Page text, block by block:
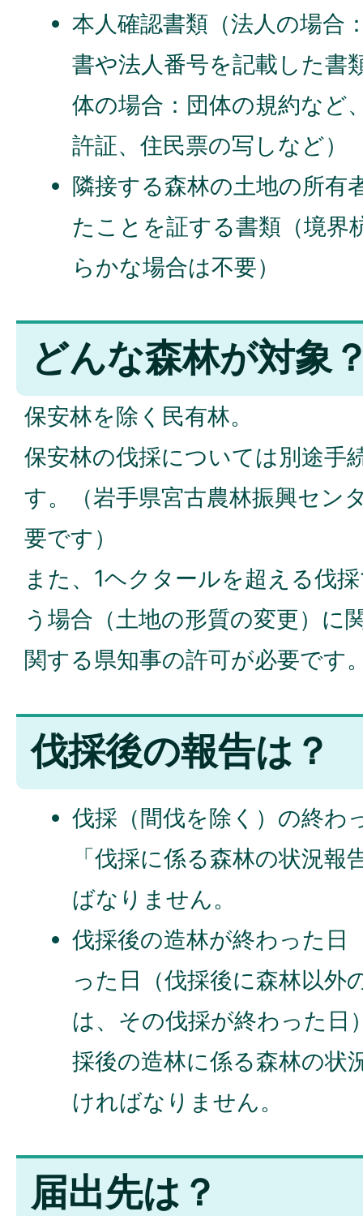
本人確認書類（法人の場合
書や法人番号を記載した書
体の場合：団体の規約など
許証、住民票の写しなど）
隣接する森林の土地の所有
たことを証する書類（境界
らかな場合は不要）
どんな森林が対象
保安林を除く民有林。
保安林の伐採については別途手
す。（岩手県宮古農林振興セン
要です）
また、1ヘクタールを超える伐
う場合（土地の形質の変更）に
関する県知事の許可が必要です
伐採後の報告は？
伐採（間伐を除く）の終わ
「伐採に係る森林の状況
ばなりません。
伐採後の造林が終わった日
った日（伐採後に森林以外
は、その伐採が終わった日
採後の造林に係る森林の状
ければなりません。
届出先は？